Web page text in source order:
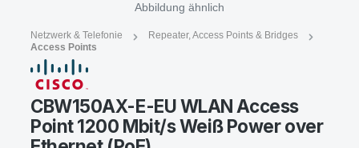
Abbildung ähnlich
Netzwerk & Telefonie
Repeater, Access Points & Bridges
Access Points
CBW150AX-E-EU WLAN Access
Point 1200 Mbit/s Weiß Power over